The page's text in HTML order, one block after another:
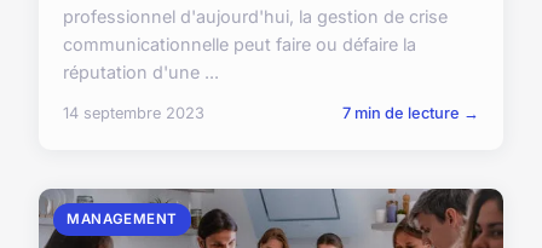
professionnel d'aujourd'hui, la gestion de crise
communicationnelle peut faire ou défaire la
réputation d'une ...
14 septembre 2023 7 min de lecture →
MANAGEMENT